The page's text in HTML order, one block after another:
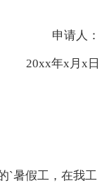
申请人：
20xx年x月x日
暑假工，在我工